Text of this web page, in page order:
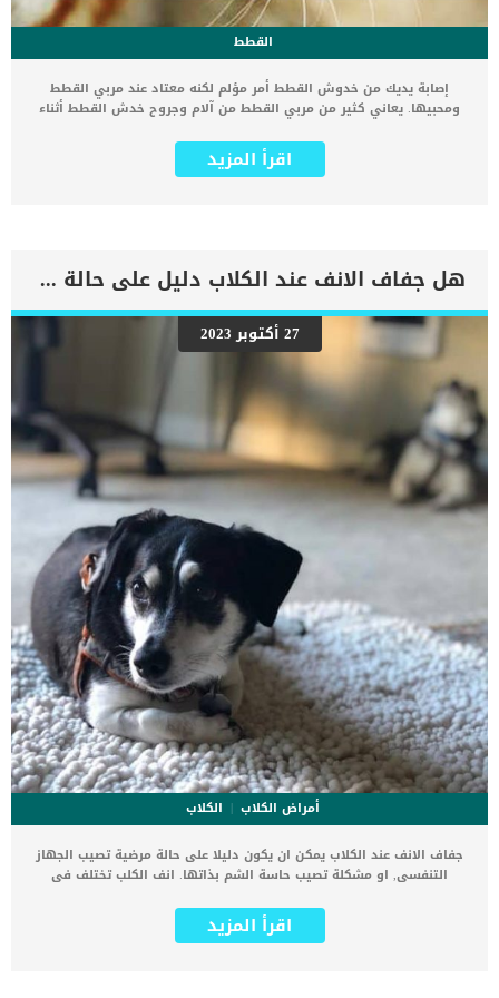
القطط
إصابة يديك من خدوش القطط أمر مؤلم لكنه معتاد عند مربي القطط
ومحبيها. يعاني كثير من مربي القطط من آلام وجروح خدش القطط أثناء
بدون أي سبب وبدون سابق إنذار مما قد يسبب لك بعض النزيف,
الانتفاخات في مكان الخدشة وقد تصيبك بالمرض أيضا خدوش القطط
بخدش يديك أو قدميك يوضح دكتور “باتريك” أنه كلما كانت ضربة القطة
قوية وأكثر سرعة كلما كان الجرح عرضة للورم والنزيف. وبالتالي يكون
الشخص المصاب عرضة لبعض الأمراض. لذلك فهناك عوامل يجب مراعتها
عند حدوث اصابات من مخالب القطط. معالجة خدوش القطط يجب ان يتم
فور حدوثها. ويتم تقييم الجرح بناء على مكان الجرح وعمق الجرح وأيضا
يجب الأخذ في الاعتبار حالة القط الخدش من قط صغير يختلف عن قط كبير.
كما أن معالجة خربشة القطة المنزلية مختلف تماما عن خربشة القطط في
الشارع مكان خدش القطة يحدد مدى خطورته حتى في حالة أن
الخدوش سطحية. فإن […]
اقرأ المزيد
هل جفاف الانف عند الكلاب دليل على حالة مرضية ؟
27 أكتوبر 2023
أمراض الكلاب
الكلاب
جفاف الانف عند الكلاب يمكن ان يكون دليلا على حالة مرضية تصيب الجهاز
التنفسى, او مشكلة تصيب حاسة الشم بذاتها. انف الكلب تختلف فى
للتنفس فحسب ، بل تستنزف أنوف الكلاب أيضًا الدموع الزائدة من العين
من خلال القنوات الدمعية. بالإضافة إلى ذلك ، لديهم غدد عرقية تساعد
اقرأ المزيد